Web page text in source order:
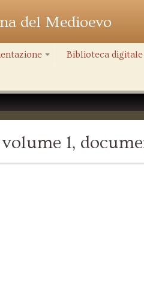
del Medioevo
Biblioteca digitale
1,